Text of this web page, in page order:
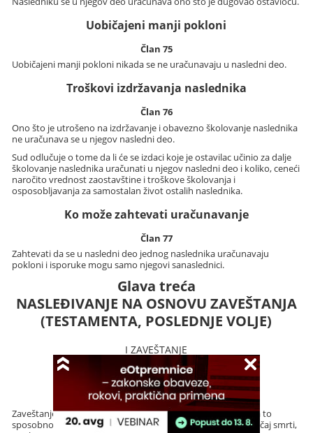
Uobičajeni manji pokloni
Član 75
Uobičajeni manji pokloni nikada se ne uračunavaju u nasledni deo.
Troškovi izdržavanja naslednika
Član 76
Ono što je utrošeno na izdržavanje i obavezno školovanje naslednika
ne uračunava se u njegov nasledni deo.
Sud odlučuje o tome da li će se izdaci koje je ostavilac učinio za dalje
školovanje naslednika uračunati u njegov nasledni deo i koliko, ceneći
naročito vrednost zaostavštine i troškove školovanja i
osposobljavanja za samostalan život ostalih naslednika.
Ko može zahtevati uračunavanje
Član 77
Zahtevati da se u nasledni deo jednog naslednika uračunavaju
pokloni i isporuke mogu samo njegovi sanaslednici.
Glava treća
NASLEĐIVANJE NA OSNOVU ZAVEŠTANJA
(TESTAMENTA, POSLEDNJE VOLJE)
I ZAVEŠTANJE
Pojam zaveštanja
Član 78
Zaveštanje je jednostrana, lična i uvek opoziva izjava volje za to
sposobnog lica kojom ono raspoređuje svoju imovinu za slučaj smrti,